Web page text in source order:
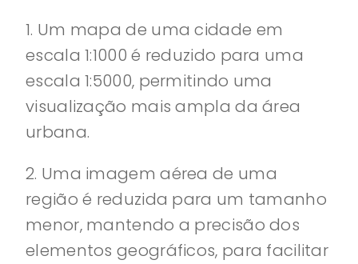
1. Um mapa de uma cidade em
escala 1:1000 é reduzido para uma
escala 1:5000, permitindo uma
visualização mais ampla da área
urbana.
2. Uma imagem aérea de uma
região é reduzida para um tamanho
menor, mantendo a precisão dos
elementos geográficos, para facilitar